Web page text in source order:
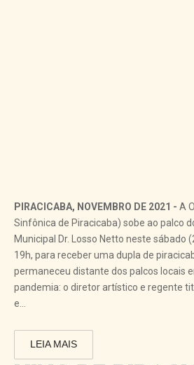
PIRACICABA, NOVEMBRO DE 2021 - A
Sinfônica de Piracicaba) sobe ao palco
Municipal Dr. Losso Netto neste sábado
19h, para receber uma dupla de
permaneceu distante dos palcos locais
pandemia: o diretor artístico e regente
e...
LEIA MAIS